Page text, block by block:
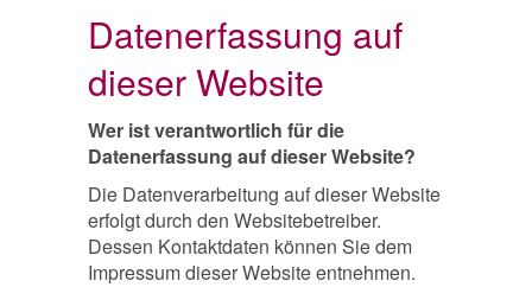
Datenerfassung auf
dieser Website
Wer ist verantwortlich für die
Datenerfassung auf dieser Website?
Die Datenverarbeitung auf dieser Website
erfolgt durch den Websitebetreiber.
Dessen Kontaktdaten können Sie dem
Impressum dieser Website entnehmen.